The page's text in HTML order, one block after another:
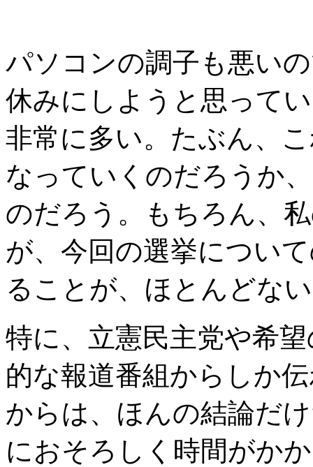
パソコンの調子も悪い
休みにしようと思って
非常に多い。たぶん、
なっていくのだろうか
のだろう。もちろん、
が、今回の選挙につい
ることが、ほとんどな
特に、立憲民主党や希
的な報道番組からしか
からは、ほんの結論だ
におそろしく時間がか